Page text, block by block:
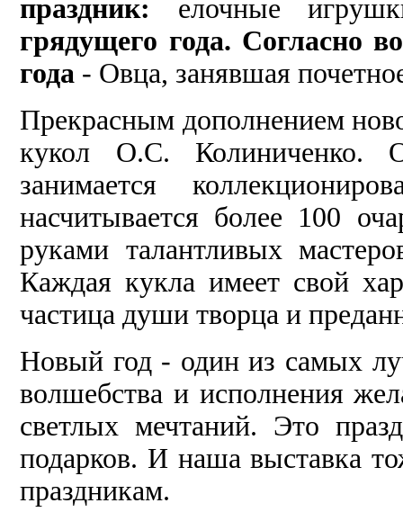
праздник: елочные
грядущего года. Согласно
года - Овца, занявшая
Прекрасным дополнением
кукол О.С. Колиниченко.
занимается
насчитывается более 100
руками талантливых
Каждая кукла имеет свой
частица души творца и
Новый год - один из самых
волшебства и исполнения
светлых мечтаний. Это
подарков. И наша выставка
праздникам.